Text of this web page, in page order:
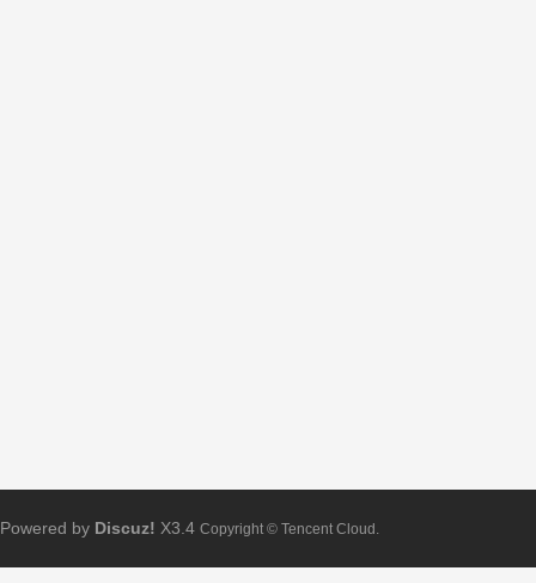
Powered by Discuz! X3.4 Copyright © Tencent Cloud.